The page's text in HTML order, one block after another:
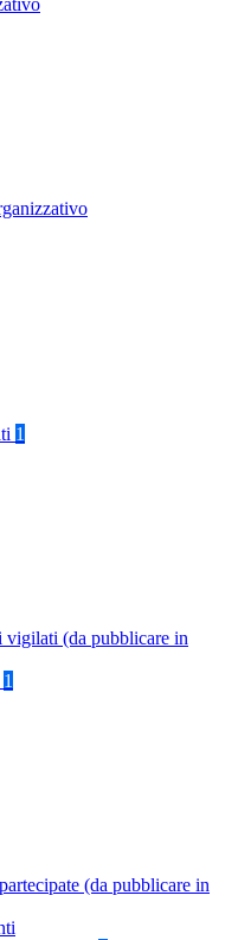
1
(da pubblicare in
1
(da pubblicare in